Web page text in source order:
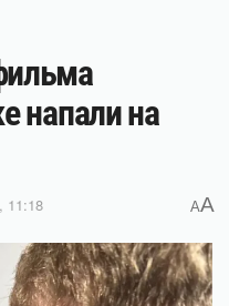
напали на
11:18 AA